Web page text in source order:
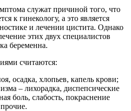
служат причиной того, что
к гинекологу, а это является
и лечении цистита. Однако
этих двух специалистов
беременна.
считаются:
осадка, хлопьев, капель крови;
– лихорадка, диспепсические
боль, слабость, покраснение